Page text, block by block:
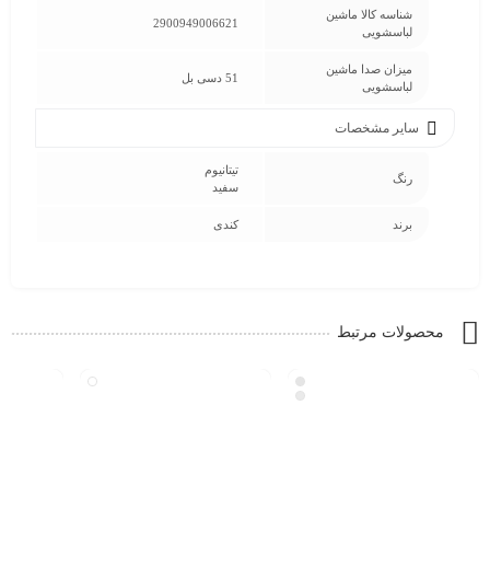
شناسه کالا ماشین
لباسشویی
2900949006621
میزان صدا ماشین
لباسشویی
51 دسی بل
سایر مشخصات
رنگ
تیتانیوم
سفید
برند کندی
محصولات مرتبط